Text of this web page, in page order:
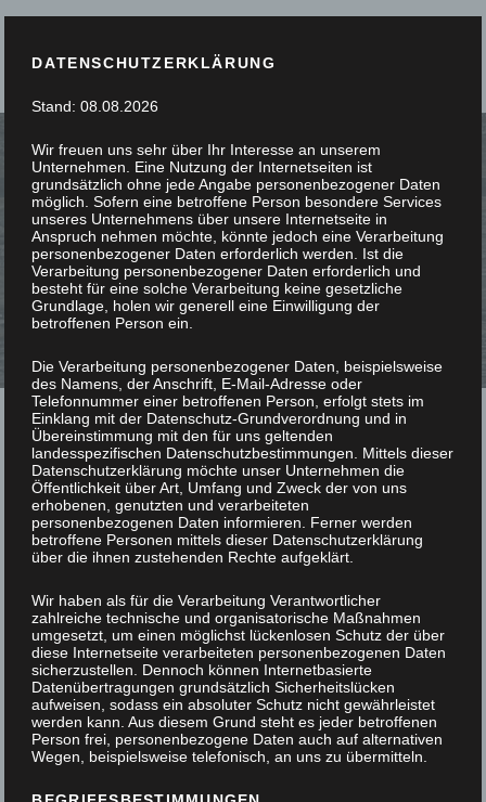
UNSERE PROJEKTE:
ALLE
MÖBEL
INNENAUSBAU
TÜREN/FENSTER
EINBRUCHSSCHUTZ
SPECIALS
Hauseingangstür mit satiniertem Glas,
Einbruchsicher
EINBRUCHSSCHUTZ,TÜREN/FENSTER
DATENSCHUTZERKLÄRUNG
Stand: 08.08.2026
Wir freuen uns sehr über Ihr Interesse an unserem
Unternehmen. Eine Nutzung der Internetseiten ist
grundsätzlich ohne jede Angabe personenbezogener Daten
möglich. Sofern eine betroffene Person besondere Services
unseres Unternehmens über unsere Internetseite in
Anspruch nehmen möchte, könnte jedoch eine Verarbeitung
personenbezogener Daten erforderlich werden. Ist die
Verarbeitung personenbezogener Daten erforderlich und
besteht für eine solche Verarbeitung keine gesetzliche
Grundlage, holen wir generell eine Einwilligung der
betroffenen Person ein.
Die Verarbeitung personenbezogener Daten, beispielsweise
des Namens, der Anschrift, E-Mail-Adresse oder
Telefonnummer einer betroffenen Person, erfolgt stets im
Einklang mit der Datenschutz-Grundverordnung und in
Übereinstimmung mit den für uns geltenden
landesspezifischen Datenschutzbestimmungen. Mittels dieser
Datenschutzerklärung möchte unser Unternehmen die
Öffentlichkeit über Art, Umfang und Zweck der von uns
erhobenen, genutzten und verarbeiteten
personenbezogenen Daten informieren. Ferner werden
betroffene Personen mittels dieser Datenschutzerklärung
über die ihnen zustehenden Rechte aufgeklärt.
Wir haben als für die Verarbeitung Verantwortlicher
zahlreiche technische und organisatorische Maßnahmen
umgesetzt, um einen möglichst lückenlosen Schutz der über
diese Internetseite verarbeiteten personenbezogenen Daten
sicherzustellen. Dennoch können Internetbasierte
Datenübertragungen grundsätzlich Sicherheitslücken
aufweisen, sodass ein absoluter Schutz nicht gewährleistet
werden kann. Aus diesem Grund steht es jeder betroffenen
Person frei, personenbezogene Daten auch auf alternativen
Wegen, beispielsweise telefonisch, an uns zu übermitteln.